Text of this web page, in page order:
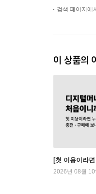
검색 페이지에
이 상품의
[첫 이용이라
2026년 08월